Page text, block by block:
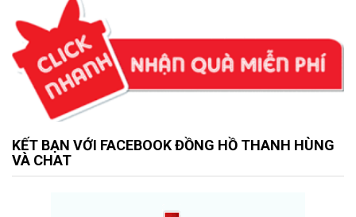
KẾT BẠN VỚI FACEBOOK ĐỒNG HỒ THANH HÙNG
VÀ CHAT